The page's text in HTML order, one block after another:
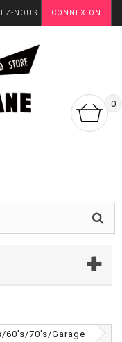
CONNEXION
NOUS
0
60's/70's/Garage